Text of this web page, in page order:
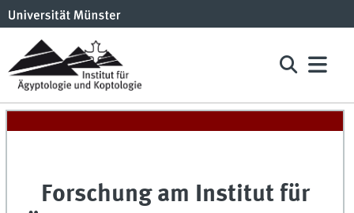
Forschung am Institut für